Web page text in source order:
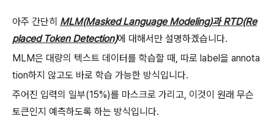
아주 간단히 MLM(Masked Language Modeling)과 RTD(Re
placed Token Detection)에 대해서만 설명하겠습니다.
MLM은 대량의 텍스트 데이터를 학습할 때, 따로 label을 annota
tion하지 않고도 바로 학습 가능한 방식입니다.
주어진 입력의 일부(15%)를 마스크로 가리고, 이것이 원래 무슨
토큰인지 예측하도록 하는 방식입니다.